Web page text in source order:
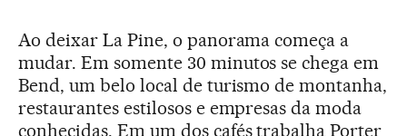
Ao deixar La Pine, o panorama começa a
mudar. Em somente 30 minutos se chega em
Bend, um belo local de turismo de montanha,
restaurantes estilosos e empresas da moda
conhecidas. Em um dos cafés trabalha Porter